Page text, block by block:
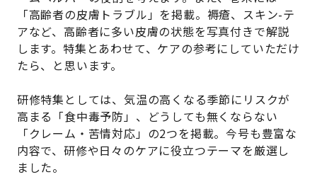
「高齢者の皮膚トラブル」を掲載。褥瘡、スキン-テ
アなど、高齢者に多い皮膚の状態を写真付きで解説
します。特集とあわせて、ケアの参考にしていただけ
たら、と思います。
研修特集としては、気温の高くなる季節にリスクが
高まる「食中毒予防」、どうしても無くならない
「クレーム・苦情対応」の2つを掲載。今号も豊富な
内容で、研修や日々のケアに役立つテーマを厳選し
ました。